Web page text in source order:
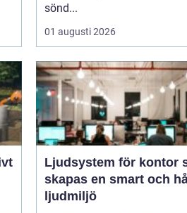
sönd...
01 augusti 2026
Ljudsystem för kontor så
skapas en smart och
ljudmiljö